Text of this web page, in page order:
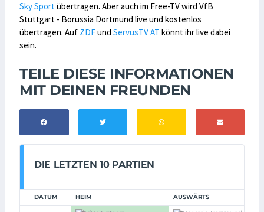
Sky Sportübertragen. Aber auch im Free-TV wird VfB
Stuttgart - Borussia Dortmund live und kostenlos
übertragen. Auf ZDFund ServusTV AT könnt ihr live dabei
sein.
TEILE DIESE INFORMATIONEN
MIT DEINEN FREUNDEN
DIE LETZTEN 10 PARTIEN
DATUM HEIM AUSWÄRTS